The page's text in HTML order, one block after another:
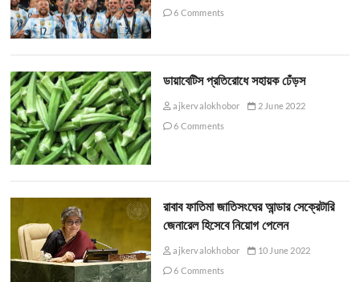
6 Comments
ডায়াবেটিস প্রতিরোধে সহায়ক ঢেঁড়স
ajkervalokhobor
2 June 2022
6 Comments
রাবাব ফাতিমা জাতিসংঘের আন্ডার সেক্রেটারি
জেনারেল হিসেবে নিয়োগ পেলেন
ajkervalokhobor
10 June 2022
6 Comments